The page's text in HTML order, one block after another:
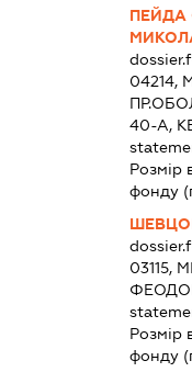
ПЕЙДА
04214,
40-А,
Розмір
фонду
03115,
Розмір
фонду